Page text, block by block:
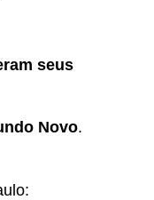
seus
Novo.